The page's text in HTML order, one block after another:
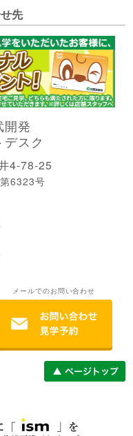
先
開発
スク
4-78-25
6323号
メールでのお問い合わせ